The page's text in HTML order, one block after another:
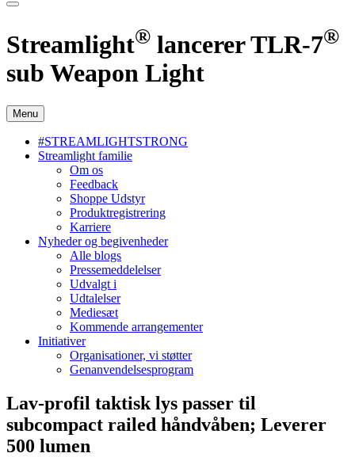
Streamlight® lancerer TLR-7®
sub Weapon Light
Menu
#STREAMLIGHTSTRONG
Streamlight familie
Om os
Feedback
Shoppe Udstyr
Produktregistrering
Karriere
Nyheder og begivenheder
Alle blogs
Pressemeddelelser
Udvalgt i
Udtalelser
Mediesæt
Kommende arrangementer
Initiativer
Organisationer, vi støtter
Genanvendelsesprogram
Lav-profil taktisk lys passer til
subcompact railed håndvåben; Leverer
500 lumen